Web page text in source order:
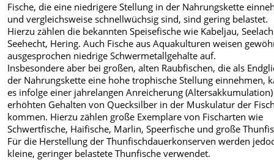
Fische, die eine niedrigere Stellung in der Nahrungskette
und vergleichsweise schnellwüchsig sind, sind gering belastet.
Hierzu zählen die bekannten Speisefische wie Kabeljau,
Seehecht, Hering. Auch Fische aus Aquakulturen weisen
ausgesprochen niedrige Schwermetallgehalte auf.
Insbesondere aber bei großen, alten Raubfischen, die als
der Nahrungskette eine hohe trophische Stellung einnehmen,
es infolge einer jahrelangen Anreicherung
erhöhten Gehalten von Quecksilber in der Muskulatur der
kommen. Hierzu zählen große Exemplare von Fischarten wie
Schwertfische, Haifische, Marlin, Speerfische und große
Für die Herstellung der Thunfischdauerkonserven werden
kleine, geringer belastete Thunfische verwendet.